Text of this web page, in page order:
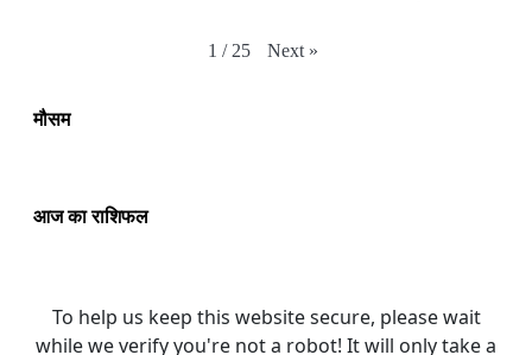
1 / 25 Next »
मौसम
आज का राशिफल